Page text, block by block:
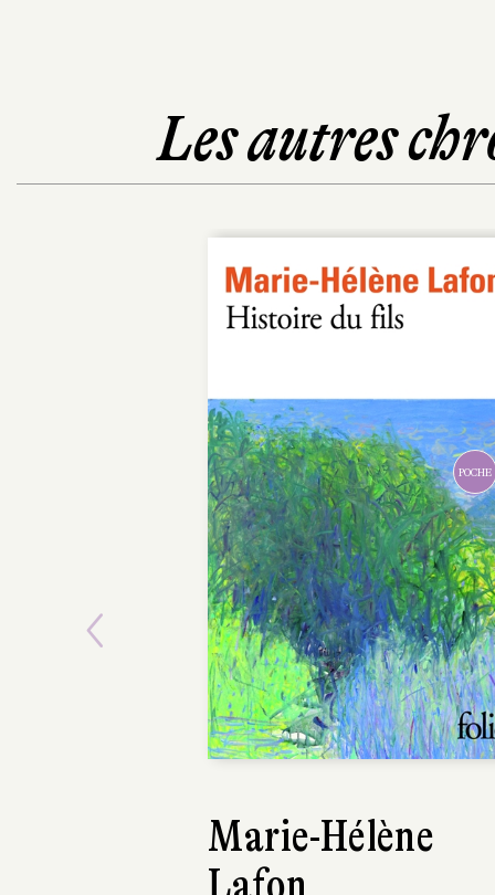
Les autres
Éric Vuillard
Une sortie
Previous